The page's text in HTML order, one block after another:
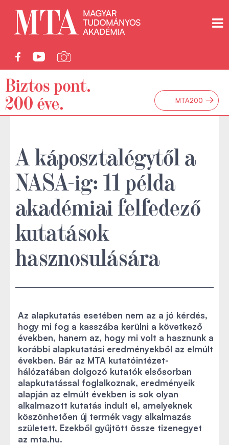
MTA200 →
A káposztalégytől a
NASA-ig: 11 példa
akadémiai felfedező
kutatások
hasznosulására
Az alapkutatás esetében nem az a jó kérdés,
hogy mi fog a kasszába kerülni a következő
években, hanem az, hogy mi volt a hasznunk a
korábbi alapkutatási eredményekből az elmúlt
években. Bár az MTA kutatóintézet-
hálózatában dolgozó kutatók elsősorban
alapkutatással foglalkoznak, eredményeik
alapján az elmúlt években is sok olyan
alkalmazott kutatás indult el, amelyeknek
köszönhetően új termék vagy alkalmazás
született. Ezekből gyűjtött össze tizenegyet
az mta.hu.